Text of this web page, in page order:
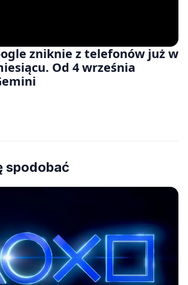
zniknie z telefonów już w
Od 4 września
spodobać